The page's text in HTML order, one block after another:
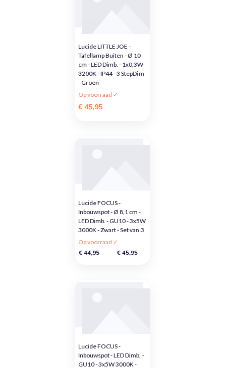
Lucide LITTLE JOE -
Tafellamp Buiten - Ø 10
cm - LED Dimb. - 1x0,3W
3200K - IP44 - 3 StepDim
- Groen
Op voorraad ✓
€ 45,95
Lucide FOCUS -
Inbouwspot - Ø 8,1 cm -
LED Dimb. - GU10 - 3x5W
3000K - Zwart - Set van 3
Op voorraad ✓
€ 44,95 € 45,95
Lucide FOCUS -
Inbouwspot - LED Dimb. -
GU10 - 3x5W 3000K -